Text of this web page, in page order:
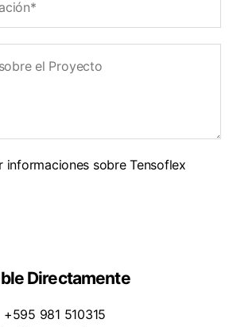
informaciones sobre Tensoflex
Directamente
+595 981 510315